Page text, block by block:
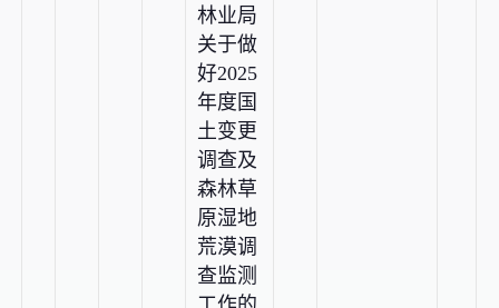
林业局
关于做
好2025
年度国
土变更
调查及
森林草
原湿地
荒漠调
查监测